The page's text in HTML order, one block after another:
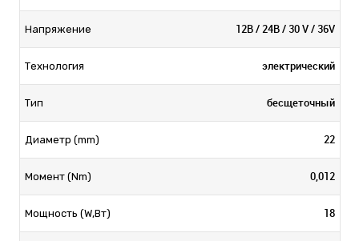
Напряжение 12В / 24В / 30 V / 36V
Технология электрический
Тип бесщеточный
Диаметр (mm) 22
Момент (Nm) 0,012
Мощность (W,Вт) 18